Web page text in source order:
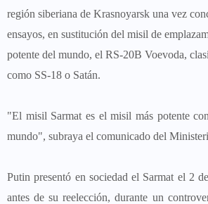
región siberiana de Krasnoyarsk una vez
ensayos, en sustitución del misil de
potente del mundo, el RS-20B Voevoda,
como SS-18 o Satán.
"El misil Sarmat es el misil más potente
mundo", subraya el comunicado del
Putin presentó en sociedad el Sarmat el 2
antes de su reelección, durante un